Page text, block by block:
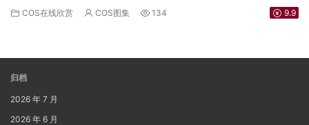
COS在线欣赏 COS图集 134 9.9
归档
2026 年 7 月
2026 年 6 月